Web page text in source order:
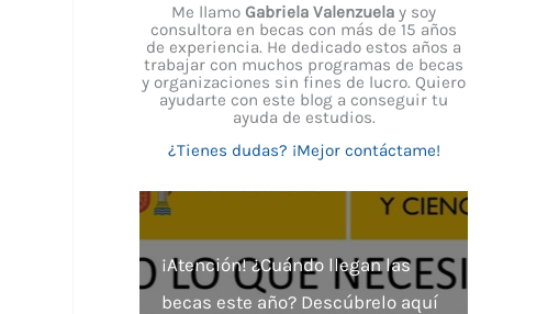
Me llamo Gabriela Valenzuela y soy
consultora en becas con más de 15 años
de experiencia. He dedicado estos años a
trabajar con muchos programas de becas
y organizaciones sin fines de lucro. Quiero
ayudarte con este blog a conseguir tu
ayuda de estudios.
¿Tienes dudas? ¡Mejor contáctame!
¡Atención! ¿Cuándo llegan las
becas este año? Descúbrelo aquí